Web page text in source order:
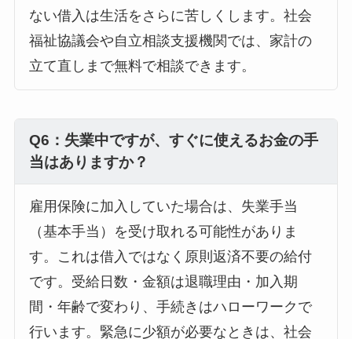
ない借入は生活をさらに苦しくします。社会
福祉協議会や自立相談支援機関では、家計の
立て直しまで無料で相談できます。
Q6：失業中ですが、すぐに使えるお金の手
当はありますか？
雇用保険に加入していた場合は、失業手当
（基本手当）を受け取れる可能性がありま
す。これは借入ではなく原則返済不要の給付
です。受給日数・金額は退職理由・加入期
間・年齢で変わり、手続きはハローワークで
行います。緊急に少額が必要なときは、社会